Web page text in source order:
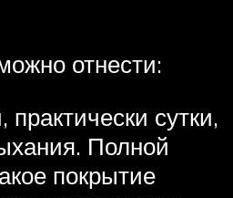
отнести:
сутки,
Полной
покрытие